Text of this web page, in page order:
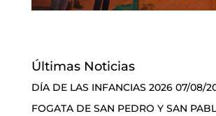
Últimas Noticias
DÍA DE LAS INFANCIAS 2026 07/08/
FOGATA DE SAN PEDRO Y SAN